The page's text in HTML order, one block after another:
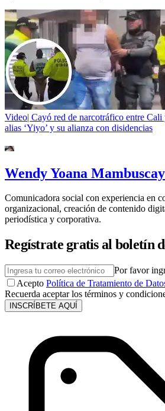
Video| Cayó red de narcotráfico entre
alias ‘Yiyo’ y su alianza con disidencias
Wendy Yoana
Comunicadora social con experiencia en
organizacional, creación de contenido
periodística y corporativa.
Regístrate gratis al boletín
Por favor
Acepto Política de Tratamiento de
Recuerda aceptar los términos y
INSCRÍBETE AQUÍ